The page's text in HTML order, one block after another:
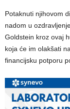
Potaknuti njihovom
nadom u
Goldstein kroz ovaj
koja će im olakšati
financijsku potporu